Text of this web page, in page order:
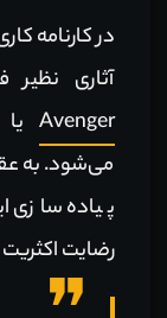
در کارنامه
آثاری نظیر
Avenger
می‌شود. به
پیاده سازی
رضایت